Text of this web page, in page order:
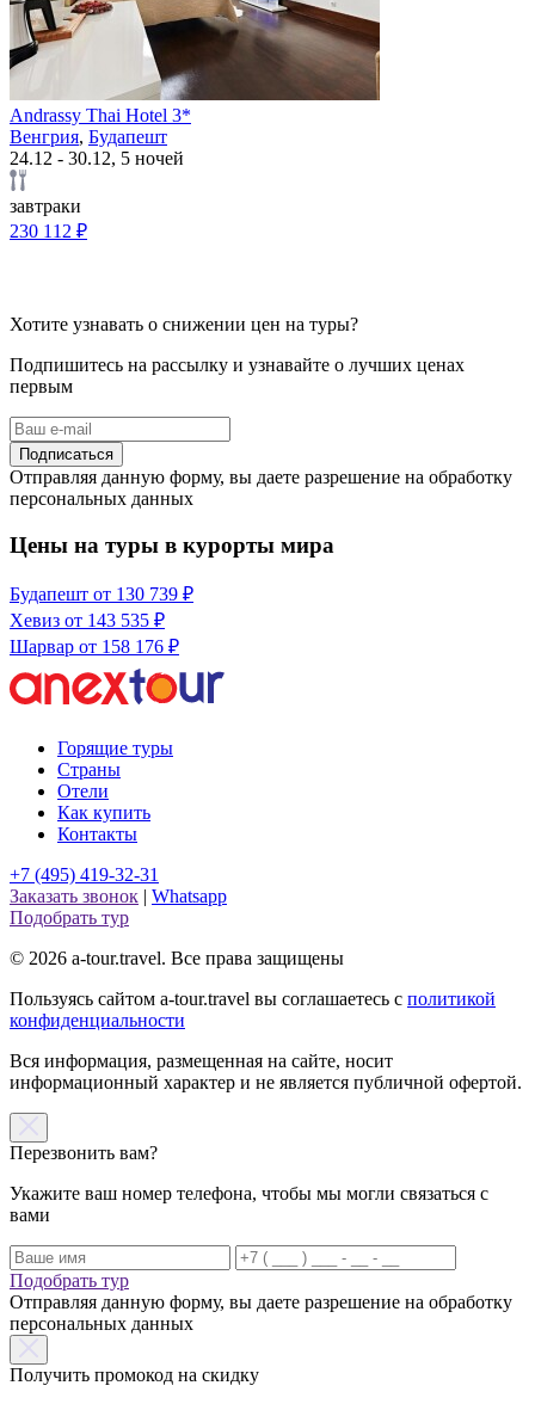
Andrassy Thai Hotel 3*
Венгрия, Будапешт
24.12 - 30.12, 5 ночей
завтраки
230 112 ₽
Хотите узнавать о снижении цен на туры?
Подпишитесь на рассылку и узнавайте о лучших ценах
первым
Подписаться
Отправляя данную форму, вы даете разрешение на обработку
персональных данных
Цены на туры в курорты мира
Будапешт от 130 739 ₽
Хевиз от 143 535 ₽
Шарвар от 158 176 ₽
Горящие туры
Страны
Отели
Как купить
Контакты
+7 (495) 419-32-31
Заказать звонок | Whatsapp
Подобрать тур
© 2026 a-tour.travel. Все права защищены
Пользуясь сайтом a-tour.travel вы соглашаетесь с политикой
конфиденциальности
Вся информация, размещенная на сайте, носит
информационный характер и не является публичной офертой.
Перезвонить вам?
Укажите ваш номер телефона, чтобы мы могли связаться с
вами
Подобрать тур
Отправляя данную форму, вы даете разрешение на обработку
персональных данных
Получить промокод на скидку